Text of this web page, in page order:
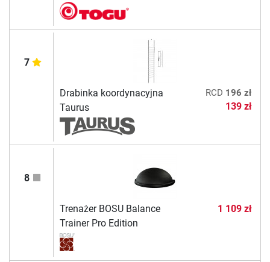
7
Drabinka koordynacyjna
Taurus
RCD 196 zł
139 zł
8
Trenażer BOSU Balance
Trainer Pro Edition
1 109 zł